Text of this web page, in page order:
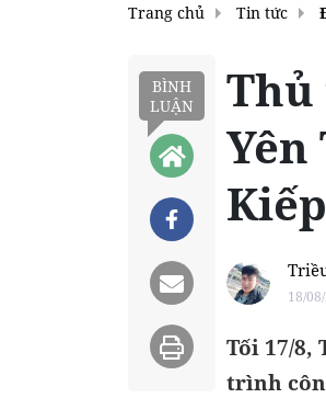
Trang chủ Tin tức
BÌNH
LUẬN
Thủ
Yên
18/
Tối 17/
trình